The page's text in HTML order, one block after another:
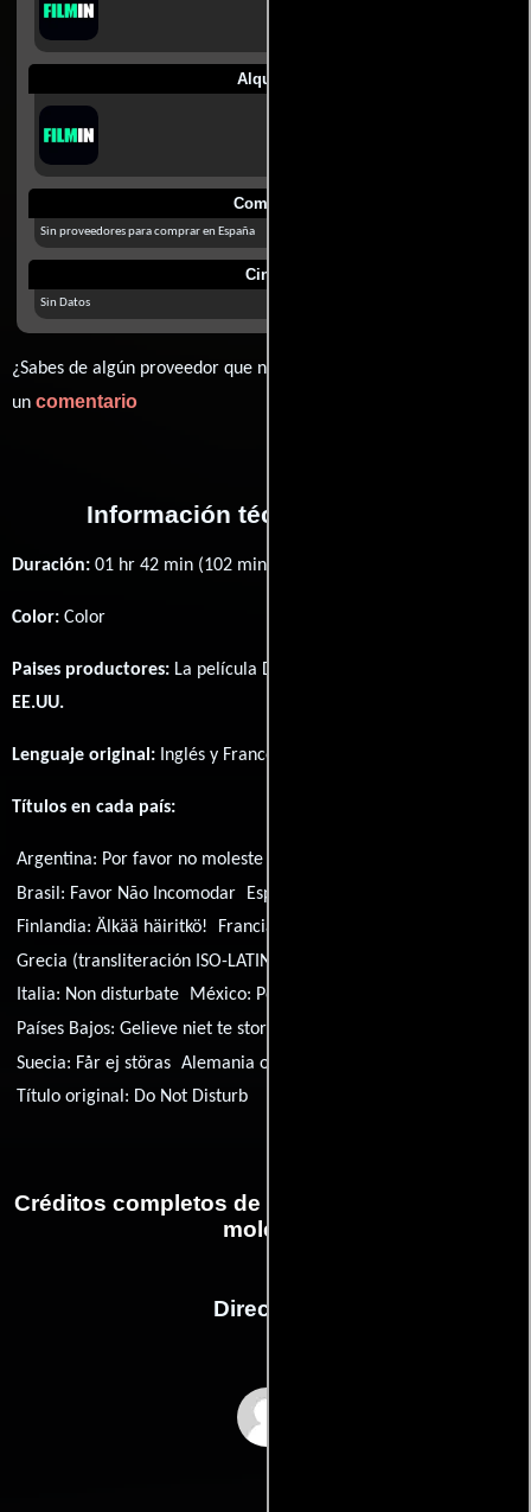
Alquilar
Comprar
Sin proveedores para comprar en España
Cines
Sin Datos
¿Sabes de algún proveedor que no estamos mostrando? déjanos
un comentario
Información técnica y general
Duración: 01 hr 42 min (102 minutos) .
Color: Color
Paises productores: La película Do Not Disturb fué producida en
EE.UU.
Lenguaje original: Inglés y Francés
Títulos en cada país:
Argentina: Por favor no moleste
Brasil: Favor Não Incomodar España:
Finlandia:Älkää häiritkö! Francia:
Grecia (transliteración ISO-LATIN-1):
Italia: Non disturbate México: Por favor no moleste
Países Bajos:Gelieve niet te storen
Suecia: Får ej störas Alemania occidental:
Título original: Do Not Disturb
Créditos completos de la película Por favor no
moleste
Dirección